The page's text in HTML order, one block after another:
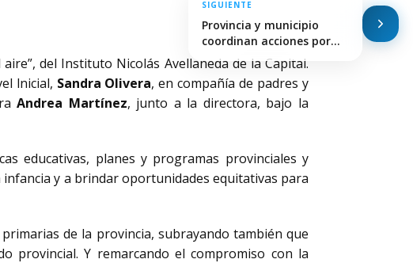
del Instituto Nicolás Avellaneda de la Capital.
lnicial, Sandra Olivera, en compañía de padres y
Andrea Martínez, junto a la directora, bajo la
educativas, planes y programas provinciales y
y a brindar oportunidades equitativas para
de la provincia, subrayando también que
provincial. Y remarcando el compromiso con la
SIGUIENTE
Provincia y municipio
coordinan acciones por
la…